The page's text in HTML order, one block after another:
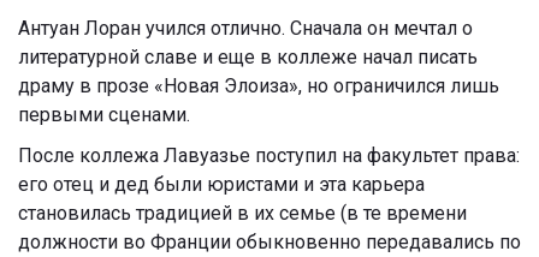
Антуан Лоран учился отлично. Сначала он мечтал о
литературной славе и еще в коллеже начал писать
драму в прозе «Новая Элоиза», но ограничился лишь
первыми сценами.
После коллежа Лавуазье поступил на факультет права:
его отец и дед были юристами и эта карьера
становилась традицией в их семье (в те времени
должности во Франции обыкновенно передавались по